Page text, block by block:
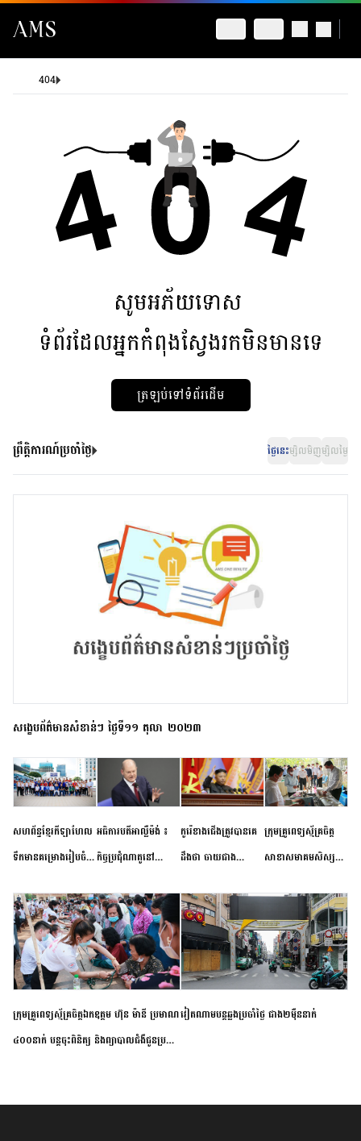
404
សូមអភ័យទោស
ទំព័រដែលអ្នកកំពុងស្វែងរកមិនមានទេ
ត្រឡប់ទៅទំព័រដើម
ព្រឹត្តិការណ៍ប្រចាំថ្ងៃ ថ្ងៃនេះម្សិលមិញម្សិលម្ងៃ
សង្ខេបព័ត៌មានសំខាន់ៗ ថ្ងៃទី១១ តុលា ២០២៣
សហព័ន្ធខ្មែរកីឡាហែល
ទឹកមានគម្រោងរៀបចំ
កម្រិតបឋម ដល់ឧត្តម
សិក្សានាពេលខាងមុខ
អធិការបតីអាល្លឺម៉ង់ ៖
កិច្ចប្រជុំណាតូនៅ
ខាងមុខនឹងបញ្ជូនសញ្ញា
នៃភាពស្អិតរមួត និង
ការប្តេជ្ញាចិត្ត
កូរ៉េខាងជើងត្រូវបានគេ
ដឹងថា ចាយជាង
អភិវឌ្ឍន៍នុយក្លេអ៊ែរ
ក្រុមគ្រូពេទ្យស្ម័គ្រចិត្ត
សាខាសមាគមសិស្ស
ខេត្តកំពង់ចាម ចុះពិនិត្យ
ពិគ្រោះជំងឺទូទៅ និងផ្តល់
ថ្នាំពេទ្យជូនប្រជាពលរដ្ឋ
រស់នៅសង្កាត់បឹងកុក
ក្រុមគ្រូពេទ្យស្ម័គ្រចិត្តឯកឧត្តម ហ៊ុន ម៉ានី ប្រមាណ
៤០០នាក់ បន្តចុះពិនិត្យ និងព្យាបាលជំងឺជូនប្រជា
វៀតណាម​បន្ត​ឆ្លង​ប្រចាំថ្ងៃ​ ​ជាង​២​ម៉ឺន​នាក់​